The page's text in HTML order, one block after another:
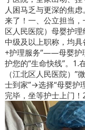
人困马乏与更深的焦
来了！一、公立担当
区人民医院）母婴护理
中级及以上职称，均
+护理服务”——母婴护
护您的“生命快线”。1.
（江北区人民医院）
士到家”→选择“母婴
完毕，坐等护士上门！